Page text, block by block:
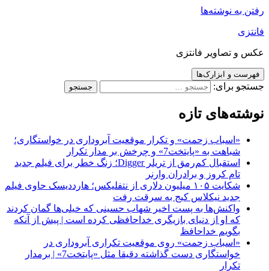
رفتن به نوشته‌ها
فانتزی
عکس و تصاویر فانتزی
فهرست و ابزارک‌ها
جستجو برای:
نوشته‌های تازه
«اسباب زحمت» و تکرار موقعیت آبروداری در خواستگاری؛
شباهت به «پایتخت7» و چرخش بر مدار تکرار
استقبال کم‌رمق از تریلر Digger؛ زنگ خطر برای فیلم جدید
تام کروز و برادران وارنر
شکایت ۱۰۵ میلیون دلاری از نتفلیکس؛ هارددیسک حاوی فیلم
جدید نیکلاس کیج به سرقت رفت
واکنش‌ها به پست اخیر شهاب حسینی که خیلی‌ها گمان کردند
که او از دنیای بازیگری خداحافظی کرده است | پیش از آنکه
بگویم خداحافظ
«اسباب زحمت» روی موقعیت تکراری آبروداری در
خواستگاری دست گذاشته دقیقا مثل «پایتخت7» | برمدار
تکرار